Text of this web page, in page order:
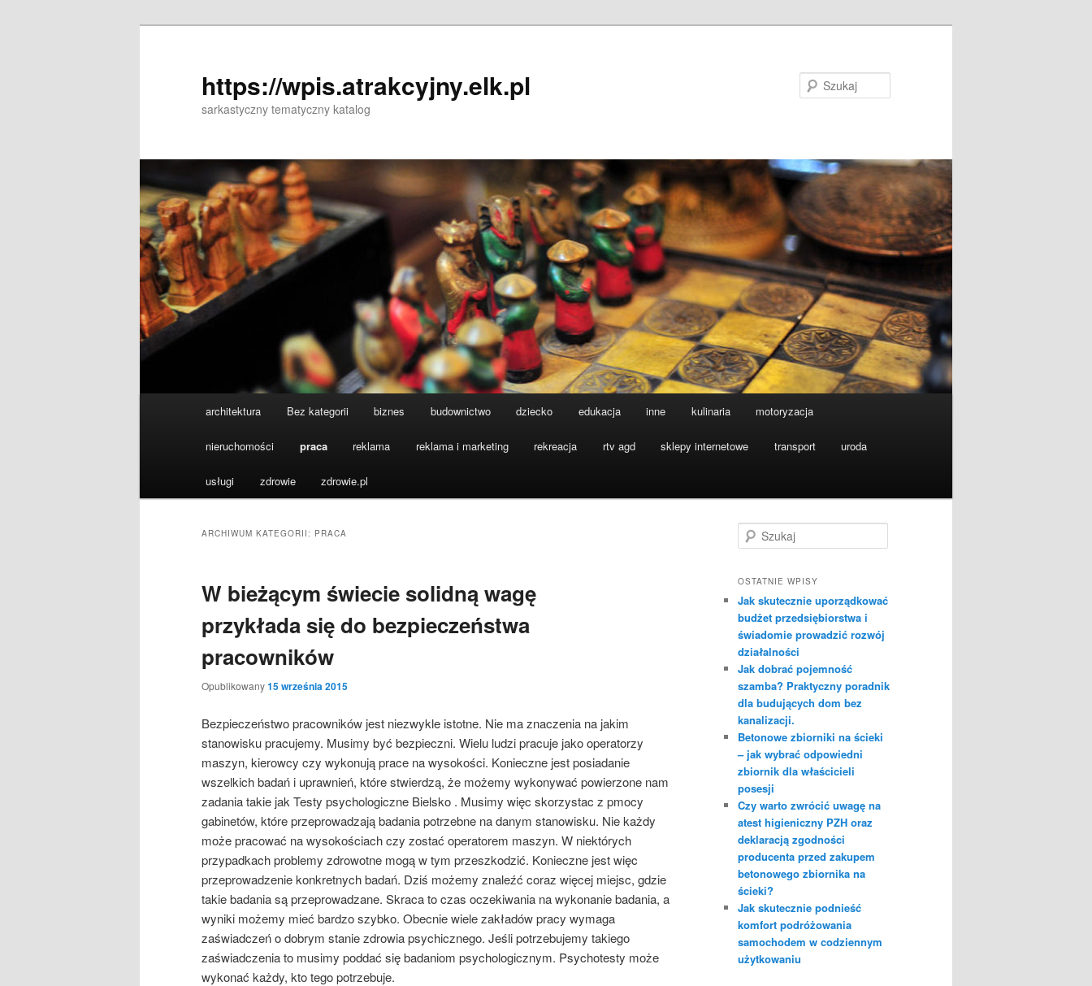
https://wpis.atrakcyjny.elk.pl
sarkastyczny tematyczny katalog
architektura Bez kategorii biznes budownictwo dziecko edukacja inne kulinaria motoryzacja
nieruchomości praca reklama reklama i marketing rekreacja rtv agd sklepy internetowe transport uroda
usługi zdrowie zdrowie.pl
ARCHIWUM KATEGORII: PRACA
W bieżącym świecie solidną wagę
przykłada się do bezpieczeństwa
pracowników
Opublikowany15 września 2015
Bezpieczeństwo pracowników jest niezwykle istotne. Nie ma znaczenia na jakim
stanowisku pracujemy. Musimy być bezpieczni. Wielu ludzi pracuje jako operatorzy
maszyn, kierowcy czy wykonują prace na wysokości. Konieczne jest posiadanie
wszelkich badań i uprawnień, które stwierdzą, że możemy wykonywać powierzone nam
zadania takie jak Testy psychologiczne Bielsko . Musimy więc skorzystac z pmocy
gabinetów, które przeprowadzają badania potrzebne na danym stanowisku. Nie każdy
może pracować na wysokościach czy zostać operatorem maszyn. W niektórych
przypadkach problemy zdrowotne mogą w tym przeszkodzić. Konieczne jest więc
przeprowadzenie konkretnych badań. Dziś możemy znaleźć coraz więcej miejsc, gdzie
takie badania są przeprowadzane. Skraca to czas oczekiwania na wykonanie badania, a
wyniki możemy mieć bardzo szybko. Obecnie wiele zakładów pracy wymaga
zaświadczeń o dobrym stanie zdrowia psychicznego. Jeśli potrzebujemy takiego
zaświadczenia to musimy poddać się badaniom psychologicznym. Psychotesty może
wykonać każdy, kto tego potrzebuje.
z
k
j
OSTATNIE WPISY
Jak skutecznie uporządkować
budżet przedsiębiorstwa i
świadomie prowadzić rozwój
działalności
Jak dobrać pojemność
szamba? Praktyczny poradnik
dla budujących dom bez
kanalizacji.
Betonowe zbiorniki na ścieki
– jak wybrać odpowiedni
zbiornik dla właścicieli
posesji
Czy warto zwrócić uwagę na
atest higieniczny PZH oraz
deklaracją zgodności
producenta przed zakupem
betonowego zbiornika na
ścieki?
Jak skutecznie podnieść
komfort podróżowania
samochodem w codziennym
użytkowaniu